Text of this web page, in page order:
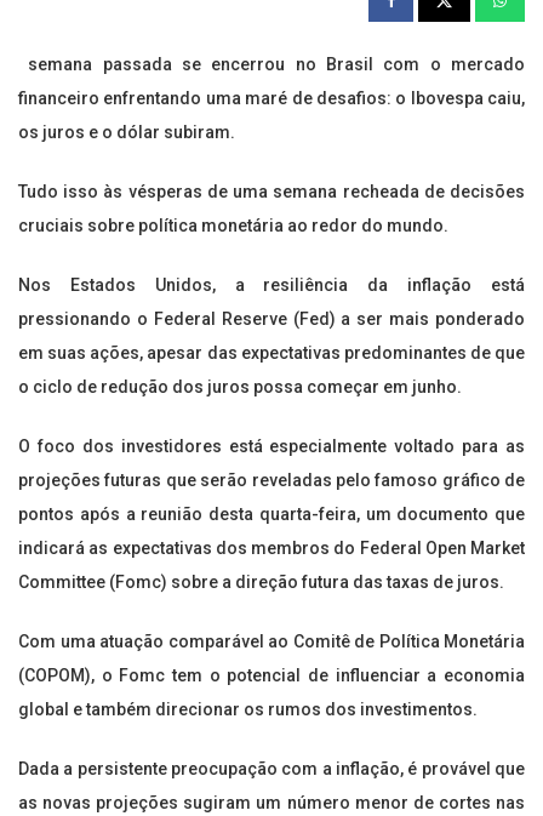
semana passada se encerrou no Brasil com o mercado
financeiro enfrentando uma maré de desafios: o Ibovespa caiu,
os juros e o dólar subiram.
Tudo isso às vésperas de uma semana recheada de decisões
cruciais sobre política monetária ao redor do mundo.
Nos Estados Unidos, a resiliência da inflação está
pressionando o Federal Reserve (Fed) a ser mais ponderado
em suas ações, apesar das expectativas predominantes de que
o ciclo de redução dos juros possa começar em junho.
O foco dos investidores está especialmente voltado para as
projeções futuras que serão reveladas pelo famoso gráfico de
pontos após a reunião desta quarta-feira, um documento que
indicará as expectativas dos membros do Federal Open Market
Committee (Fomc) sobre a direção futura das taxas de juros.
Com uma atuação comparável ao Comitê de Política Monetária
(COPOM), o Fomc tem o potencial de influenciar a economia
global e também direcionar os rumos dos investimentos.
Dada a persistente preocupação com a inflação, é provável que
as novas projeções sugiram um número menor de cortes nas